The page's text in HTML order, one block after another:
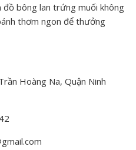
đồ bông lan trứng muối không
thơm ngon để thưởng
Hoàng Na, Quận Ninh